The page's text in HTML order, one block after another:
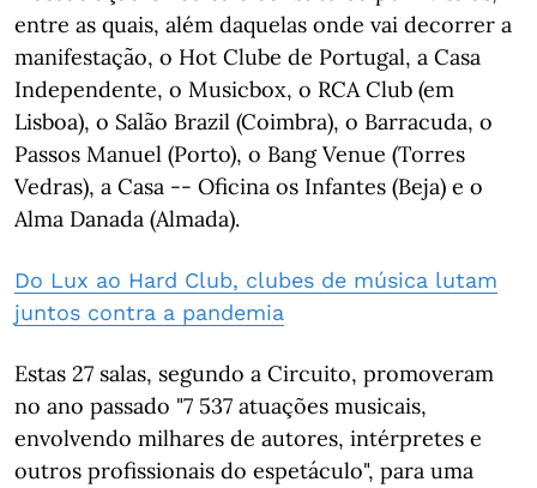
entre as quais, além daquelas onde vai decorrer a
manifestação, o Hot Clube de Portugal, a Casa
Independente, o Musicbox, o RCA Club (em
Lisboa), o Salão Brazil (Coimbra), o Barracuda, o
Passos Manuel (Porto), o Bang Venue (Torres
Vedras), a Casa -- Oficina os Infantes (Beja) e o
Alma Danada (Almada).
Do Lux ao Hard Club, clubes de música lutam
juntos contra a pandemia
Estas 27 salas, segundo a Circuito, promoveram
no ano passado "7 537 atuações musicais,
envolvendo milhares de autores, intérpretes e
outros profissionais do espetáculo", para uma